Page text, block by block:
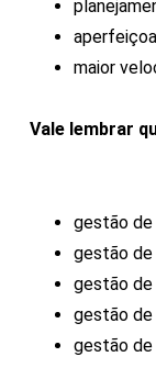
maior
Vale lembrar
gestão
gestão
gestão
gestão
gestão de